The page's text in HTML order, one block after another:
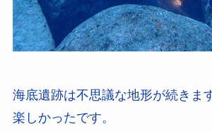
海底遺跡は不思議な地形が続きま
楽しかったです。